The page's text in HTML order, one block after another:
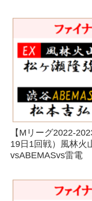
【Mリーグ2022-
19日1回戦）風林火
vsABEMASvs雷電